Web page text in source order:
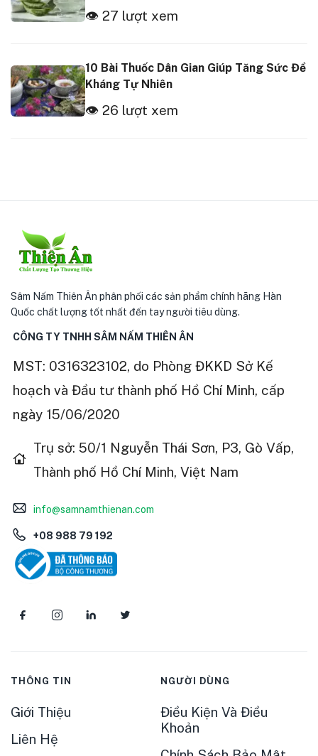
👁 27 lượt xem
10 Bài Thuốc Dân Gian Giúp Tăng Sức Đề
Kháng Tự Nhiên
👁 26 lượt xem
Sâm Nấm Thiên Ân phân phối các sản phẩm chính hãng Hàn
Quốc chất lượng tốt nhất đến tay người tiêu dùng.
CÔNG TY TNHH SÂM NẤM THIÊN ÂN
MST: 0316323102, do Phòng ĐKKD Sở Kế
hoạch và Đầu tư thành phố Hồ Chí Minh, cấp
ngày 15/06/2020
Trụ sở: 50/1 Nguyễn Thái Sơn, P3, Gò Vấp,
Thành phố Hồ Chí Minh, Việt Nam
info@samnamthienan.com
+08 988 79 192
THÔNG TIN
Giới Thiệu
Liên Hệ
NGƯỜI DÙNG
Điều Kiện Và Điều
Khoản